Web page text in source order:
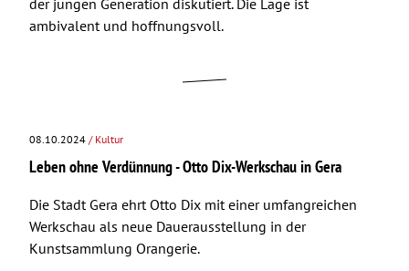
der jungen Generation diskutiert. Die Lage ist
ambivalent und hoffnungsvoll.
08.10.2024 / Kultur
Leben ohne Verdünnung - Otto Dix-Werkschau in Gera
Die Stadt Gera ehrt Otto Dix mit einer umfangreichen
Werkschau als neue Dauerausstellung in der
Kunstsammlung Orangerie.